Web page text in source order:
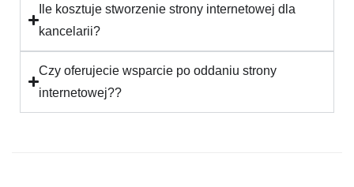
Ile kosztuje stworzenie strony internetowej dla
kancelarii?
Czy oferujecie wsparcie po oddaniu strony
internetowej??